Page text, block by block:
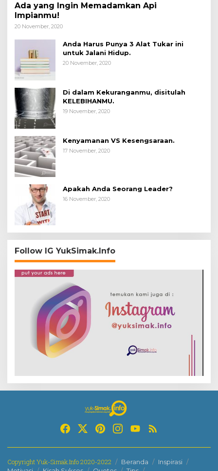
Ada yang Ingin Memadamkan Api
Impianmu!
20 November, 2020
Anda Harus Punya 3 Alat Tukar ini
untuk Jalani Hidup.
20 November, 2020
Di dalam Kekuranganmu, disitulah
KELEBIHANMU.
19 November, 2020
Kenyamanan VS Kesengsaraan.
17 November, 2020
Apakah Anda Seorang Leader?
16 November, 2020
Follow IG YukSimak.Info
Copyright Yuk-Simak.Info 2020-2022 Beranda
Inspirasi